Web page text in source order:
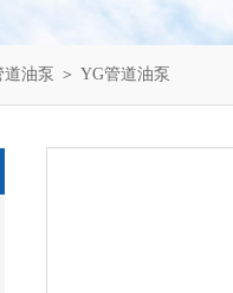
道油泵 ＞ YG管道油泵